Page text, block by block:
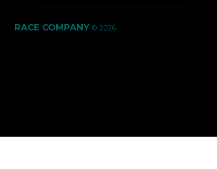
RACE COMPANY © 2026